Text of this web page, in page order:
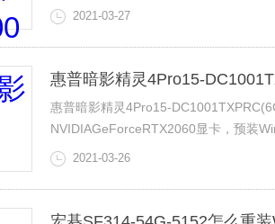
列3582怎么重装Win8系统呢？我要重
2021-03-27
惠普暗影精灵4Pro15-
惠普暗影精灵4Pro15-
NVIDIAGeForceRTX2060显卡，预装
频教程呢？
Win10系统。
2021-03-26